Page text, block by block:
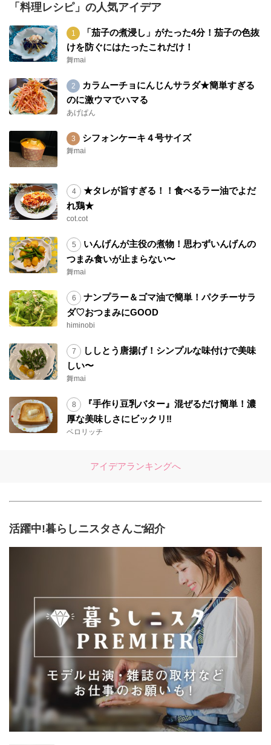
「料理レシピ」の人気アイデア
「茄子の煮浸し」がたった4分！茄子の色抜
けを防ぐにはたったこれだけ！
舞mai
カラムーチョにんじんサラダ★簡単すぎる
のに激ウマでハマる
あげぱん
シフォンケーキ４号サイズ
舞mai
★タレが旨すぎる！！食べるラー油でよだ
れ鶏★
cot.cot
いんげんが主役の煮物！思わずいんげんの
つまみ食いが止まらない〜
舞mai
ナンプラー＆ゴマ油で簡単！パクチーサラ
ダ♡おつまみにGOOD
himinobi
ししとう唐揚げ！シンプルな味付けで美味
しい〜
舞mai
『手作り豆乳バター』混ぜるだけ簡単！濃
厚な美味しさにビックリ‼︎
ベロリッチ
アイデアランキングへ
活躍中!暮らしニスタさんご紹介